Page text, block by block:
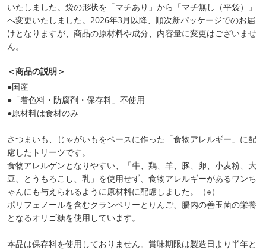
いたしました。袋の形状を「マチあり」から「マチ無し（平袋）」
へ変更いたしました。2026年3月以降、順次新パッケージでのお届
けとなりますが、商品の原材料や成分、内容量に変更はございませ
ん。
＜商品の説明＞
●国産
●「着色料・防腐剤・保存料」不使用
●原材料は食材のみ
さつまいも、じゃがいもをベースに作った「食物アレルギー」に配
慮したトリーツです。
食物アレルゲンとなりやすい、「牛、鶏、羊、豚、卵、小麦粉、大
豆、とうもろこし、乳」を使用せず、食物アレルギーがあるワンち
ゃんにも与えられるように原材料に配慮しました。（※）
ポリフェノールを含むクランベリーとりんご、腸内の善玉菌の栄養
となるオリゴ糖を使用しています。
本品は保存料を使用しておりません。賞味期限は製造日より半年と